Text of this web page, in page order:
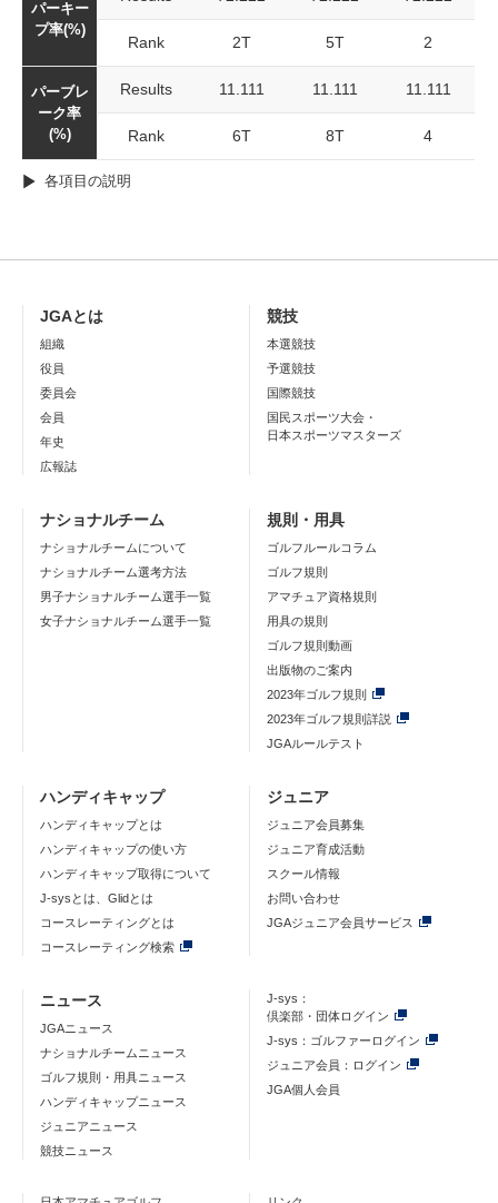
パーキー
プ率(%)
Rank 2T 5T 2
パーブレ
ーク率
(%)
Results 11.111 11.111 11.111
Rank 6T 8T 4
各項目の説明
JGAとは
組織
役員
委員会
会員
年史
広報誌
競技
本選競技
予選競技
国際競技
国民スポーツ大会・
日本スポーツマスターズ
ナショナルチーム
ナショナルチームについて
ナショナルチーム選考方法
男子ナショナルチーム選手一覧
女子ナショナルチーム選手一覧
規則・用具
ゴルフルールコラム
ゴルフ規則
アマチュア資格規則
用具の規則
ゴルフ規則動画
出版物のご案内
2023年ゴルフ規則
2023年ゴルフ規則詳説
JGAルールテスト
ハンディキャップ
ハンディキャップとは
ハンディキャップの使い方
ハンディキャップ取得について
J-sysとは、Glidとは
コースレーティングとは
コースレーティング検索
ジュニア
ジュニア会員募集
ジュニア育成活動
スクール情報
お問い合わせ
JGAジュニア会員サービス
ニュース
JGAニュース
ナショナルチームニュース
ゴルフ規則・用具ニュース
ハンディキャップニュース
ジュニアニュース
競技ニュース
J-sys：
倶楽部・団体ログイン
J-sys：ゴルファーログイン
ジュニア会員：ログイン
JGA個人会員